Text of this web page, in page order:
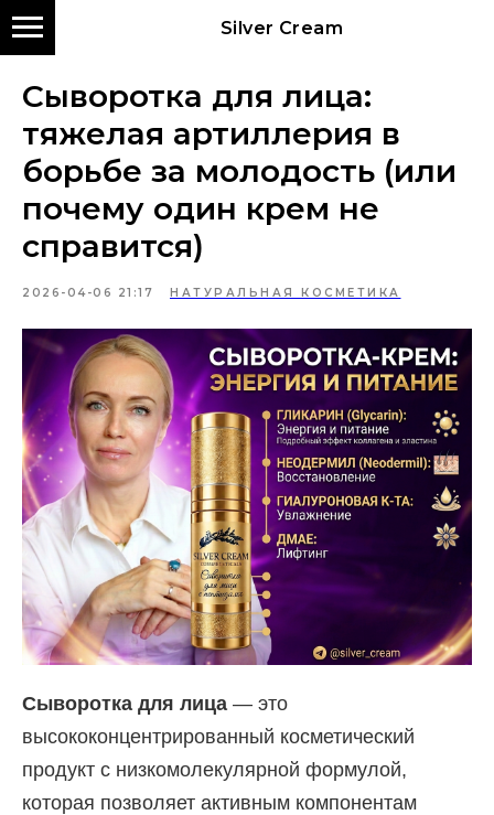
Silver Cream
Сыворотка для лица:
тяжелая артиллерия в
борьбе за молодость (или
почему один крем не
справится)
2026-04-06 21:17 НАТУРАЛЬНАЯ КОСМЕТИКА
Сыворотка для лица — это
высококонцентрированный косметический
продукт с низкомолекулярной формулой,
которая позволяет активным компонентам